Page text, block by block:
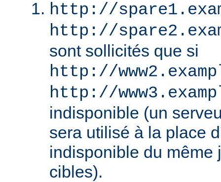
http://
http://
sont sollicités que si
http://
http://
indisponible (un
sera utilisé à la place
indisponible du même
cibles).